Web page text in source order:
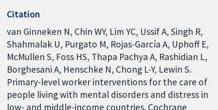
Citation
van Ginneken N, Chin WY, Lim YC, Ussif A, Singh R,
Shahmalak U, Purgato M, Rojas-García A, Uphoff E,
McMullen S, Foss HS, Thapa Pachya A, Rashidian L,
Borghesani A, Henschke N, Chong L-Y, Lewin S.
Primary-level worker interventions for the care of
people living with mental disorders and distress in
low- and middle-income countries. Cochrane